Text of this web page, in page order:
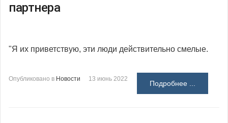
партнера
"Я их приветствую, эти люди действительно смелые.
Опубликовано в Новости 13 июнь 2022
Подробнее ...